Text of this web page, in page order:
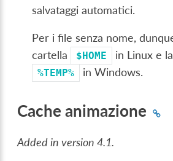
salvataggi automatici.
Per i file senza nome,
cartella
$HOME in Linux e
%TEMP% in Windows.
Cache animazione
Added in version 4.1.